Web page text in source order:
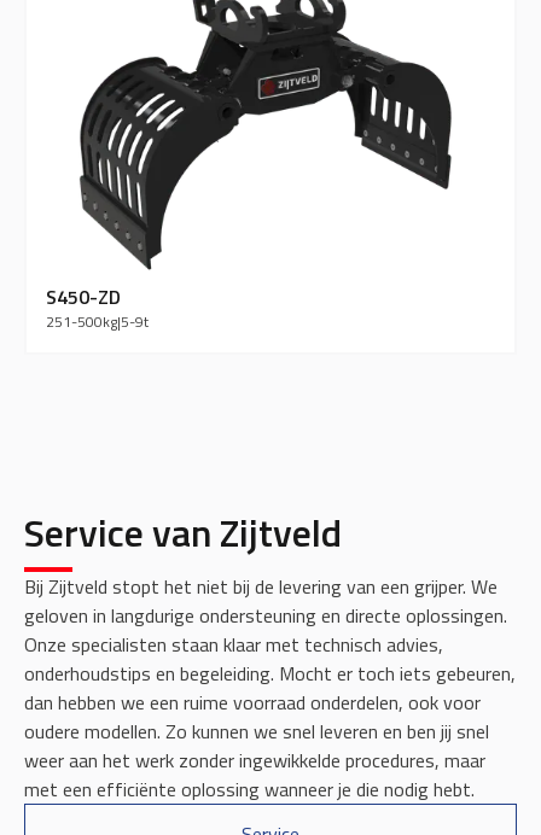
S450-ZD
251-500kg|5-9t
Service van Zijtveld
Bij Zijtveld stopt het niet bij de levering van een grijper. We
geloven in langdurige ondersteuning en directe oplossingen.
Onze specialisten staan klaar met technisch advies,
onderhoudstips en begeleiding. Mocht er toch iets gebeuren,
dan hebben we een ruime voorraad onderdelen, ook voor
oudere modellen. Zo kunnen we snel leveren en ben jij snel
weer aan het werk zonder ingewikkelde procedures, maar
met een efficiënte oplossing wanneer je die nodig hebt.